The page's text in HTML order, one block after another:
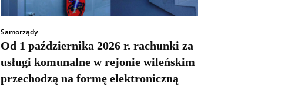
Samorządy
Od 1 października 2026 r. rachunki za
usługi komunalne w rejonie wileńskim
przechodzą na formę elektroniczną